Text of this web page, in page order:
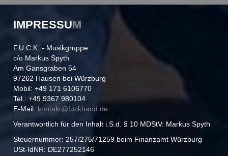
IMPRESSUM
F.U.C.K. - Musikgruppe
c/o Markus Spyth
Am Gansgraben 54
97262 Hausen bei Würzburg
Mobil: +49 171 6106770
Tel.: +49 9367 980104
E-Mail: kontakt@fuckband.de
Verantwortlich für den Inhalt i.S.d. § 10 MDStV: Markus Spyth
Steuernummer: 257/275/71259 beim Finanzamt Würzburg
USt-IdNR: DE277252146